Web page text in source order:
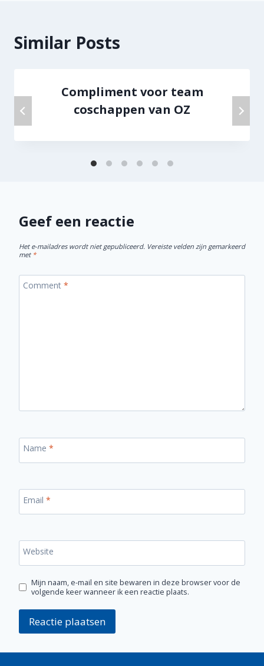
Similar Posts
Compliment voor team
coschappen van OZ
Geef een reactie
Het e-mailadres wordt niet gepubliceerd. Vereiste velden zijn gemarkeerd
met *
Comment *
Name *
Email *
Website
Mijn naam, e-mail en site bewaren in deze browser voor de
volgende keer wanneer ik een reactie plaats.